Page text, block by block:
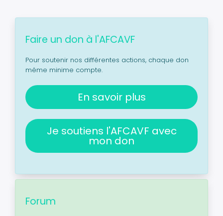
Faire un don à l'AFCAVF
Pour soutenir nos différentes actions, chaque don
même minime compte.
En savoir plus
Je soutiens l'AFCAVF avec
mon don
Forum